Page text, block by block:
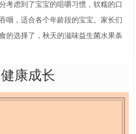
考虑到了宝宝的咀嚼习惯，软糯的口
咽，适合各个年龄段的宝宝。家长们
的选择了，秋天的滋味益生菌水果条
康成长